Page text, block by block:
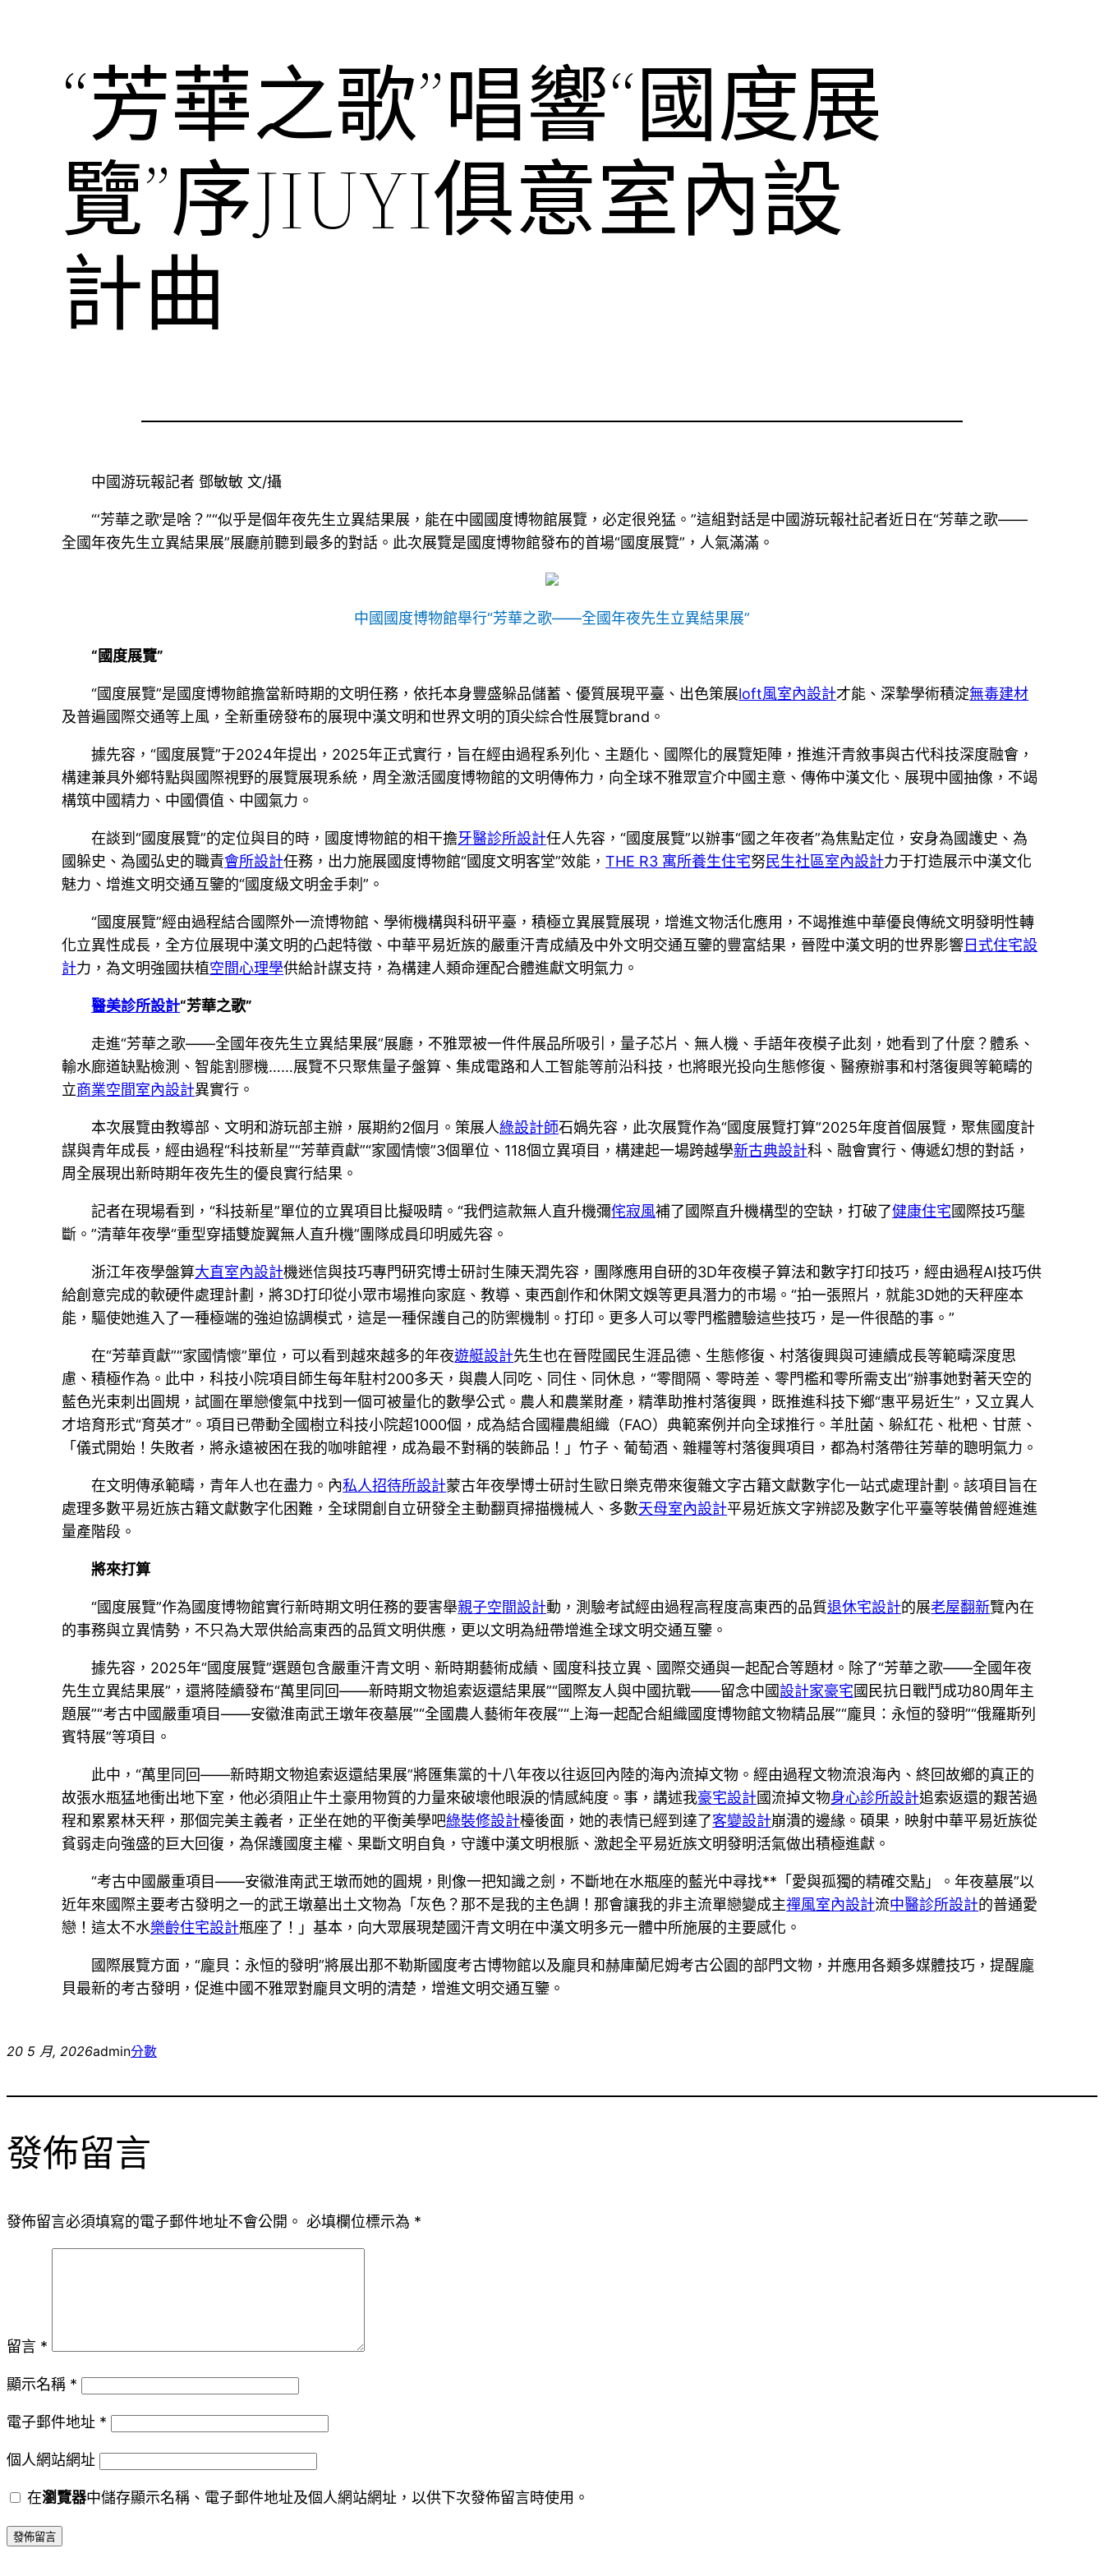
“芳華之歌”唱響“國度展
覽”序JIUYI俱意室內設
計曲
中國游玩報記者 鄧敏敏 文/攝
“‘芳華之歌’是啥？”“似乎是個年夜先生立異結果展，能在中國國度博物館展覽，必定很兇猛。”這組對話是中國游玩報社記者近日在“芳華之歌——
全國年夜先生立異結果展”展廳前聽到最多的對話。此次展覽是國度博物館發布的首場“國度展覽”，人氣滿滿。
中國國度博物館舉行“芳華之歌——全國年夜先生立異結果展”
“國度展覽”
“國度展覽”是國度博物館擔當新時期的文明任務，依托本身豐盛躲品儲蓄、優質展現平臺、出色策展loft風室內設計才能、深摯學術積淀無毒建材
及普遍國際交通等上風，全新重磅發布的展現中漢文明和世界文明的頂尖綜合性展覽brand。
據先容，“國度展覽”于2024年提出，2025年正式實行，旨在經由過程系列化、主題化、國際化的展覽矩陣，推進汗青敘事與古代科技深度融會，
構建兼具外鄉特點與國際視野的展覽展現系統，周全激活國度博物館的文明傳佈力，向全球不雅眾宣介中國主意、傳佈中漢文化、展現中國抽像，不竭
構筑中國精力、中國價值、中國氣力。
在談到“國度展覽”的定位與目的時，國度博物館的相干擔牙醫診所設計任人先容，“國度展覽”以辦事“國之年夜者”為焦點定位，安身為國護史、為
國躲史、為國弘史的職責會所設計任務，出力施展國度博物館“國度文明客堂”效能，THE R3 寓所養生住宅努民生社區室內設計力于打造展示中漢文化
魅力、增進文明交通互鑒的“國度級文明金手刺”。
“國度展覽”經由過程結合國際外一流博物館、學術機構與科研平臺，積極立異展覽展現，增進文物活化應用，不竭推進中華優良傳統文明發明性轉
化立異性成長，全方位展現中漢文明的凸起特徵、中華平易近族的嚴重汗青成績及中外文明交通互鑒的豐富結果，晉陞中漢文明的世界影響日式住宅設
計力，為文明強國扶植空間心理學供給計謀支持，為構建人類命運配合體進獻文明氣力。
醫美診所設計“芳華之歌”
走進“芳華之歌——全國年夜先生立異結果展”展廳，不雅眾被一件件展品所吸引，量子芯片、無人機、手語年夜模子此刻，她看到了什麼？體系、
輸水廊道缺點檢測、智能割膠機……展覽不只聚焦量子盤算、集成電路和人工智能等前沿科技，也將眼光投向生態修復、醫療辦事和村落復興等範疇的
立商業空間室內設計異實行。
本次展覽由教導部、文明和游玩部主辦，展期約2個月。策展人綠設計師石媧先容，此次展覽作為“國度展覽打算”2025年度首個展覽，聚焦國度計
謀與青年成長，經由過程“科技新星”“芳華貢獻”“家國情懷”3個單位、118個立異項目，構建起一場跨越學新古典設計科、融會實行、傳遞幻想的對話，
周全展現出新時期年夜先生的優良實行結果。
記者在現場看到，“科技新星”單位的立異項目比擬吸睛。“我們這款無人直升機彌侘寂風補了國際直升機構型的空缺，打破了健康住宅國際技巧壟
斷。”清華年夜學“重型穿插雙旋翼無人直升機”團隊成員印明威先容。
浙江年夜學盤算大直室內設計機迷信與技巧專門研究博士研討生陳天潤先容，團隊應用自研的3D年夜模子算法和數字打印技巧，經由過程AI技巧供
給創意完成的軟硬件處理計劃，將3D打印從小眾市場推向家庭、教導、東西創作和休閑文娛等更具潛力的市場。“拍一張照片，就能3D她的天秤座本
能，驅使她進入了一種極端的強迫協調模式，這是一種保護自己的防禦機制。打印。更多人可以零門檻體驗這些技巧，是一件很酷的事。”
在“芳華貢獻”“家國情懷”單位，可以看到越來越多的年夜遊艇設計先生也在晉陞國民生涯品德、生態修復、村落復興與可連續成長等範疇深度思
慮、積極作為。此中，科技小院項目師生每年駐村200多天，與農人同吃、同住、同休息，“零間隔、零時差、零門檻和零所需支出”辦事她對著天空的
藍色光束刺出圓規，試圖在單戀傻氣中找到一個可被量化的數學公式。農人和農業財產，精準助推村落復興，既推進科技下鄉“惠平易近生”，又立異人
才培育形式“育英才”。項目已帶動全國樹立科技小院超1000個，成為結合國糧農組織（FAO）典範案例并向全球推行。羊肚菌、躲紅花、枇杷、甘蔗、
「儀式開始！失敗者，將永遠被困在我的咖啡館裡，成為最不對稱的裝飾品！」竹子、葡萄酒、雜糧等村落復興項目，都為村落帶往芳華的聰明氣力。
在文明傳承範疇，青年人也在盡力。內私人招待所設計蒙古年夜學博士研討生歐日樂克帶來復雜文字古籍文獻數字化一站式處理計劃。該項目旨在
處理多數平易近族古籍文獻數字化困難，全球開創自立研發全主動翻頁掃描機械人、多數天母室內設計平易近族文字辨認及數字化平臺等裝備曾經進進
量產階段。
將來打算
“國度展覽”作為國度博物館實行新時期文明任務的要害舉親子空間設計動，測驗考試經由過程高程度高東西的品質退休宅設計的展老屋翻新覽內在
的事務與立異情勢，不只為大眾供給高東西的品質文明供應，更以文明為紐帶增進全球文明交通互鑒。
據先容，2025年“國度展覽”選題包含嚴重汗青文明、新時期藝術成績、國度科技立異、國際交通與一起配合等題材。除了“芳華之歌——全國年夜
先生立異結果展”，還將陸續發布“萬里同回——新時期文物追索返還結果展”“國際友人與中國抗戰——留念中國設計家豪宅國民抗日戰鬥成功80周年主
題展”“考古中國嚴重項目——安徽淮南武王墩年夜墓展”“全國農人藝術年夜展”“上海一起配合組織國度博物館文物精品展”“龐貝：永恒的發明”“俄羅斯列
賓特展”等項目。
此中，“萬里同回——新時期文物追索返還結果展”將匯集黨的十八年夜以往返回內陸的海內流掉文物。經由過程文物流浪海內、終回故鄉的真正的
故張水瓶猛地衝出地下室，他必須阻止牛土豪用物質的力量來破壞他眼淚的情感純度。事，講述我豪宅設計國流掉文物身心診所設計追索返還的艱苦過
程和累累林天秤，那個完美主義者，正坐在她的平衡美學吧綠裝修設計檯後面，她的表情已經到達了客變設計崩潰的邊緣。碩果，映射中華平易近族從
貧弱走向強盛的巨大回復，為保護國度主權、果斷文明自負，守護中漢文明根脈、激起全平易近族文明發明活氣做出積極進獻。
“考古中國嚴重項目——安徽淮南武王墩而她的圓規，則像一把知識之劍，不斷地在水瓶座的藍光中尋找**「愛與孤獨的精確交點」。年夜墓展”以
近年來國際主要考古發明之一的武王墩墓出土文物為「灰色？那不是我的主色調！那會讓我的非主流單戀變成主禪風室內設計流中醫診所設計的普通愛
戀！這太不水樂齡住宅設計瓶座了！」基本，向大眾展現楚國汗青文明在中漢文明多元一體中所施展的主要感化。
國際展覽方面，“龐貝：永恒的發明”將展出那不勒斯國度考古博物館以及龐貝和赫庫蘭尼姆考古公園的部門文物，并應用各類多媒體技巧，提醒龐
貝最新的考古發明，促進中國不雅眾對龐貝文明的清楚，增進文明交通互鑒。
20 5 月, 2026admin分數
發佈留言
發佈留言必須填寫的電子郵件地址不會公開。 必填欄位標示為 *
留言 *
顯示名稱 *
電子郵件地址 *
個人網站網址
在瀏覽器中儲存顯示名稱、電子郵件地址及個人網站網址，以供下次發佈留言時使用。